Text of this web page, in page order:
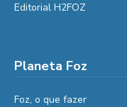
Editorial H2FOZ
Planeta Foz
Foz, o que fazer